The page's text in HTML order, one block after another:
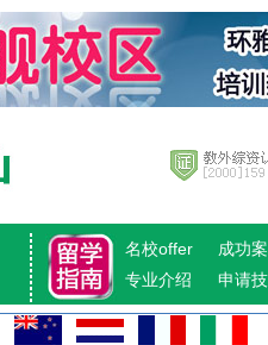
名校offer
成功
专业介绍
申请